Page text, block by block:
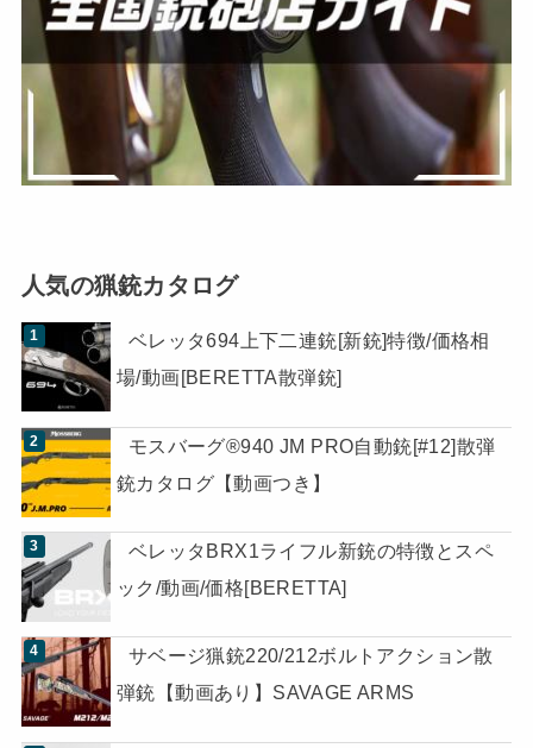
人気の猟銃カタログ
ベレッタ694上下二連銃[新銃]特徴/価格相
場/動画[BERETTA散弾銃]
モスバーグ®940 JM PRO自動銃[#12]散弾
銃カタログ【動画つき】
ベレッタBRX1ライフル新銃の特徴とスペ
ック/動画/価格[BERETTA]
サベージ猟銃220/212ボルトアクション散
弾銃【動画あり】SAVAGE ARMS